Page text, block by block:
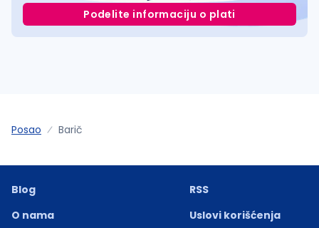
Podelite informaciju o plati
Posao Barič
Blog
O nama
RSS
Uslovi korišćenja